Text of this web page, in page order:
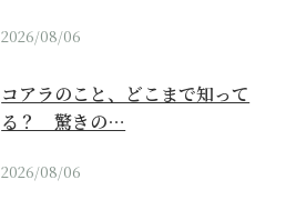
2026/08/06
コアラのこと、どこまで知って
る？ 驚きの…
2026/08/06